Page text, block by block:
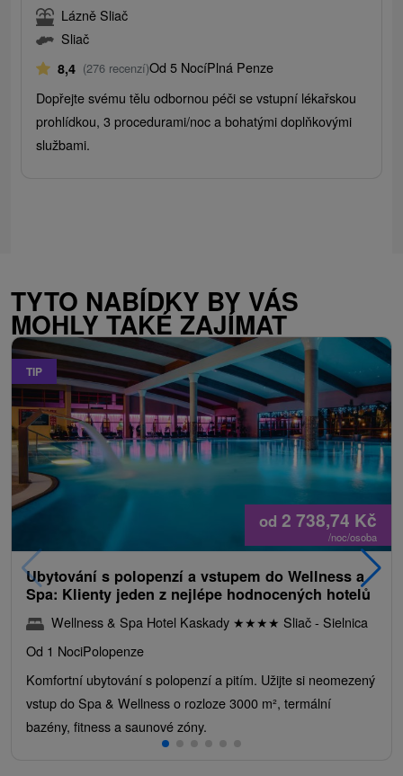
Lázně Sliač
Sliač
8,4 (276 recenzí)Od 5 NocíPlná Penze
Dopřejte svému tělu odbornou péči se vstupní lékařskou
prohlídkou, 3 procedurami/noc a bohatými doplňkovými
službami.
TYTO NABÍDKY BY VÁS
MOHLY TAKÉ ZAJÍMAT
TIP
od 2 738,74 Kč
/noc/osoba
Ubytování s polopenzí a vstupem do Wellness a
Spa: Klienty jeden z nejlépe hodnocených hotelů
Wellness & Spa Hotel Kaskady ★★★★ Sliač - Sielnica
Od 1 NociPolopenze
Komfortní ubytování s polopenzí a pitím. Užijte si neomezený
vstup do Spa & Wellness o rozloze 3000 m², termální
bazény, fitness a saunové zóny.